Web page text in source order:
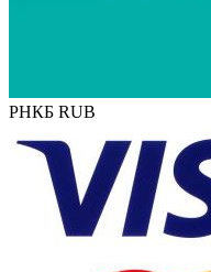
РНКБ RUB